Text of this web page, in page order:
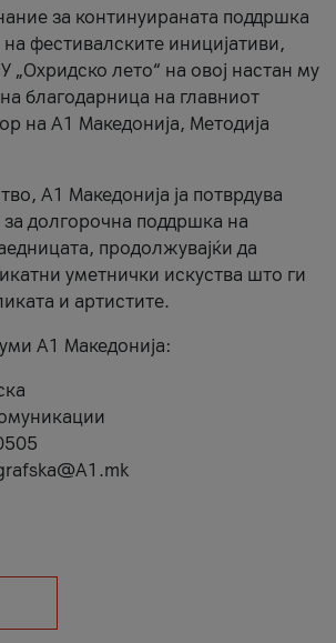
за континуираната поддршка
на фестивалските иницијативи,
„Охридско лето“ на овој настан му
благодарница на главниот
на A1 Македонија, Методија
A1 Македонија ја потврдува
за долгорочна поддршка на
продолжувајќи да
уметнички искуства што ги
и артистите.
А1 Македонија: